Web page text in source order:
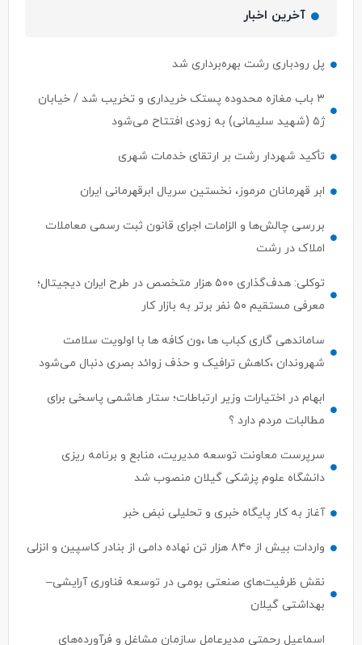
آخرین اخبار
پل رودباری رشت بهره‌برداری شد
۳ باب مغازه محدوده پستک خریداری و تخریب شد / خیابان
ژ۵ (شهید سلیمانی) به زودی افتتاح می‌شود
تأکید شهردار رشت بر ارتقای خدمات شهری
ابر قهرمانان مرموز، نخستین سریال ابرقهرمانی ایران
بررسی چالش‌ها و الزامات اجرای قانون ثبت رسمی معاملات
املاک در رشت
توکلی: هدف‌گذاری ۵۰۰ هزار متخصص در طرح ایران دیجیتال؛
معرفی مستقیم ۵۰ نفر برتر به بازار کار
ساماندهی گاری کباب ها ،ون کافه ها با اولویت سلامت
شهروندان ،کاهش ترافیک و حذف زوائد بصری دنبال می‌شود
ابهام در اختیارات وزیر ارتباطات؛ ستار هاشمی پاسخی برای
مطالبات مردم دارد ؟
سرپرست معاونت توسعه مدیریت، منابع و برنامه ریزی
دانشگاه علوم پزشکی گیلان منصوب شد
آغاز به کار پایگاه خبری و تحلیلی نبض خبر
واردات بیش از ۸۴۰ هزار تن نهاده دامی از بنادر كاسپین و انزلی
نقش ظرفیت‌های صنعتی بومی در توسعه فناوری آرایشی–
بهداشتی گیلان
اسماعیل رحمتی مدیرعامل سازمان مشاغل و فرآورده‌های